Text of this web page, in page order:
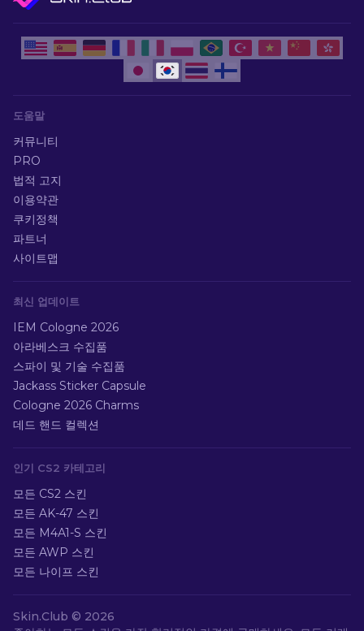
도움말
커뮤니티
PRO
법적 고지
이용약관
쿠키정책
파트너
사이트맵
최신 업데이트
IEM Cologne 2026
아라베스크 수집품
스파이 및 기술 수집품
Jackass Sticker Capsule
Cologne 2026 Charms
데드 핸드 컬렉션
인기 CS2 카테고리
모든 CS2 스킨
모든 AK-47 스킨
모든 M4A1-S 스킨
모든 AWP 스킨
모든 나이프 스킨
Skin.Club © 2026